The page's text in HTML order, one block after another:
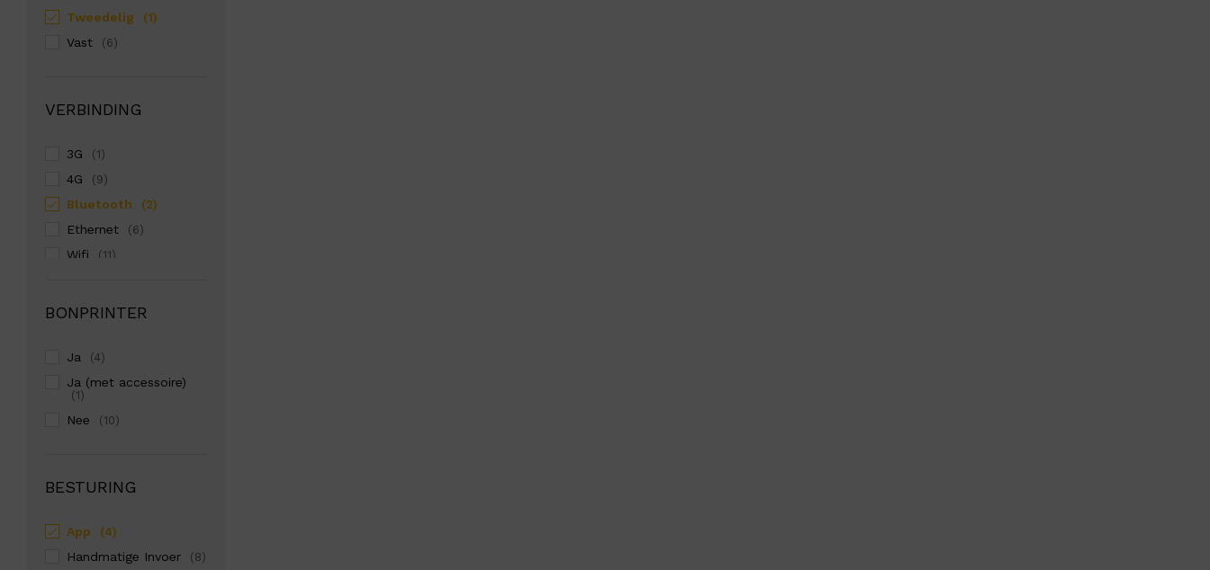
Tweedelig (1)
Vast (6)
VERBINDING
3G (1)
4G (9)
Bluetooth (2)
Ethernet (6)
Wifi (11)
BONPRINTER
Ja (4)
Ja (met accessoire)
(1)
Nee (10)
BESTURING
App (4)
Handmatige Invoer (8)